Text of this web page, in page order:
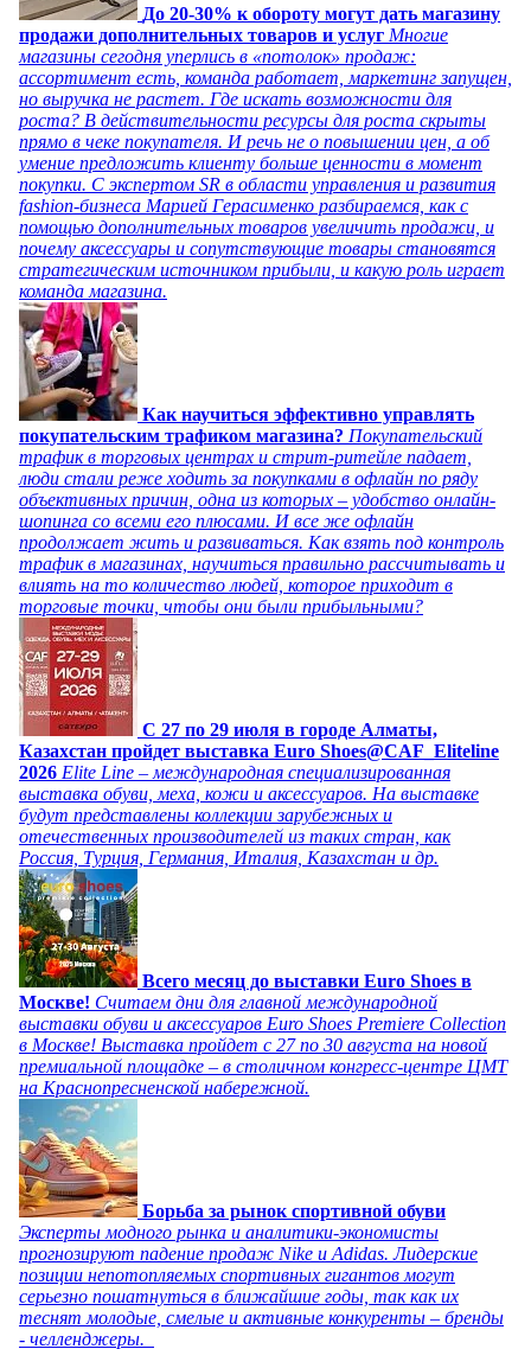
До 20-30% к обороту могут дать магазину
продажи дополнительных товаров и услуг Многие
магазины сегодня уперлись в «потолок» продаж:
ассортимент есть, команда работает, маркетинг запущен,
но выручка не растет. Где искать возможности для
роста? В действительности ресурсы для роста скрыты
прямо в чеке покупателя. И речь не о повышении цен, а об
умение предложить клиенту больше ценности в момент
покупки. С экспертом SR в области управления и развития
fashion-бизнеса Марией Герасименко разбираемся, как с
помощью дополнительных товаров увеличить продажи, и
почему аксессуары и сопутствующие товары становятся
стратегическим источником прибыли, и какую роль играет
команда магазина.
Как научиться эффективно управлять
покупательским трафиком магазина? Покупательский
трафик в торговых центрах и стрит-ритейле падает,
люди стали реже ходить за покупками в офлайн по ряду
объективных причин, одна из которых – удобство онлайн-
шопинга со всеми его плюсами. И все же офлайн
продолжает жить и развиваться. Как взять под контроль
трафик в магазинах, научиться правильно рассчитывать и
влиять на то количество людей, которое приходит в
торговые точки, чтобы они были прибыльными?
C 27 по 29 июля в городе Алматы,
Казахстан пройдет выставка Euro Shoes@CAF_Eliteline
2026 Elite Line – международная специализированная
выставка обуви, меха, кожи и аксессуаров. На выставке
будут представлены коллекции зарубежных и
отечественных производителей из таких стран, как
Россия, Турция, Германия, Италия, Казахстан и др.
Всего месяц до выставки Euro Shoes в
Москве! Считаем дни для главной международной
выставки обуви и аксессуаров Euro Shoes Premiere Collection
в Москве! Выставка пройдет с 27 по 30 августа на новой
премиальной площадке – в столичном конгресс-центре ЦМТ
на Краснопресненской набережной.
Борьба за рынок спортивной обуви
Эксперты модного рынка и аналитики-экономисты
прогнозируют падение продаж Nike и Adidas. Лидерские
позиции непотопляемых спортивных гигантов могут
серьезно пошатнуться в ближайшие годы, так как их
теснят молодые, смелые и активные конкуренты – бренды
- челленджеры.